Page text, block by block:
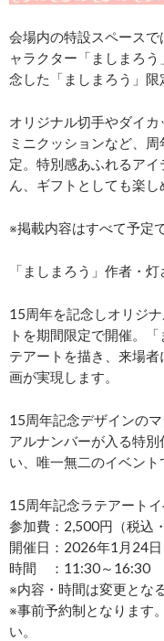
会場内の特設スペース
ャラクター「ましまろ
念した「ましまろう」限
オリジナル切手やダイカ
ミニクッションなど、
定。特別感あふれるア
ん、ギフトとしても楽し
※掲載内容はすべて予定で
「ましまろう」作者・
15周年を記念しオリジ
トを期間限定で開催。
テアートを描き、来場
画が実現します。
15周年記念デザインの
アルナンバーが入る特
い、唯一無二のイベント
15周年記念ラテアートイ
参加費：2,500円（税込
開催日：2026年1月24日
時間 ：11:30～16:30
※内容・時間は変更とな
※事前予約制となります
い。